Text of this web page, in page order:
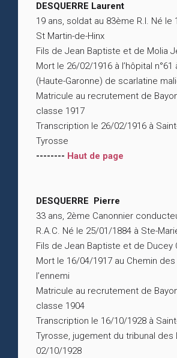
DESQUERRE Laurent
19 ans, soldat au 83ème R.I. Né le
St Martin-de-Hinx
Fils de Jean Baptiste et de Molia
Mort le 26/02/1916 à l’hôpital n°61
(Haute-Garonne) de scarlatine
Matricule au recrutement de
classe 1917
Transcription le 26/02/1916 à
Tyrosse
-------- Haut de page
DESQUERRE Pierre
33 ans, 2ème Canonnier
R.A.C. Né le 25/01/1884 à Ste-
Fils de Jean Baptiste et de Ducey
Mort le 16/04/1917 au Chemin
l’ennemi
Matricule au recrutement de
classe 1904
Transcription le 16/10/1928 à
Tyrosse, jugement du tribunal des
02/10/1928